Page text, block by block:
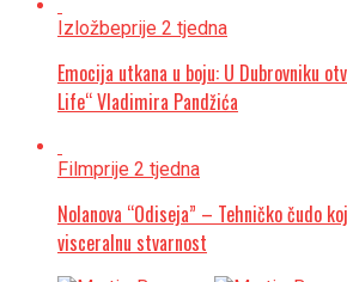
Izložbeprije 2 tjedna
Emocija utkana u boju: U Dubrovniku
Life“ Vladimira Pandžića
Filmprije 2 tjedna
Nolanova “Odiseja” – Tehničko čudo
visceralnu stvarnost